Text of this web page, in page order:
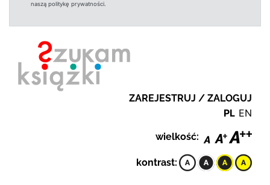
naszą politykę prywatności.
ZAREJESTRUJ / ZALOGUJ
PL EN
wielkość:
kontrast: